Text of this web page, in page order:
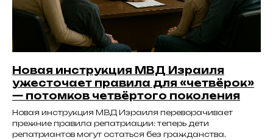
Новая инструкция МВД Израиля
ужесточает правила для «четвёрок»
— потомков четвёртого поколения
Новая инструкция МВД Израиля переворачивает
прежние правила репатриации: теперь дети
репатриантов могут остаться без гражданства.